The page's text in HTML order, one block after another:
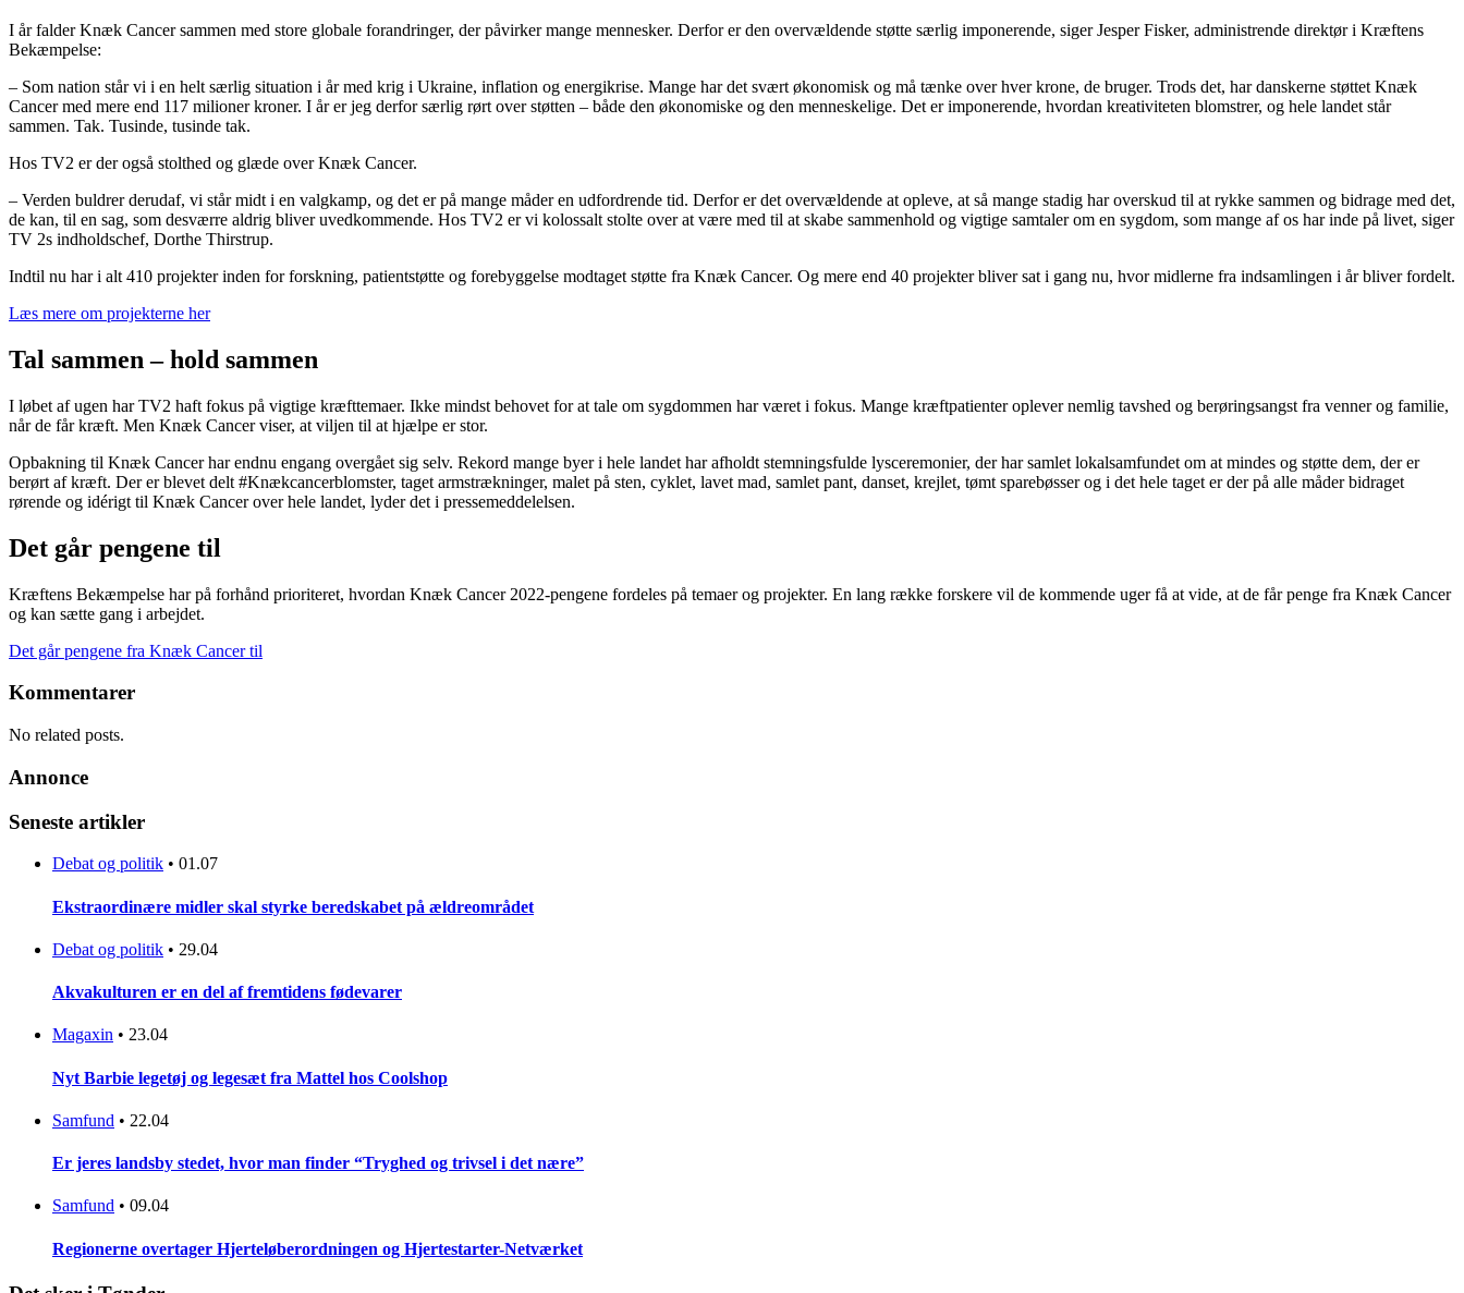
I år falder Knæk Cancer sammen med store globale forandringer, der påvirker mange mennesker. Derfor er den overvældende støtte særlig imponerende, siger Jesper Fisker, administrende direktør i Kræftens
Bekæmpelse:
– Som nation står vi i en helt særlig situation i år med krig i Ukraine, inflation og energikrise. Mange har det svært økonomisk og må tænke over hver krone, de bruger. Trods det, har danskerne støttet Knæk
Cancer med mere end 117 milioner kroner. I år er jeg derfor særlig rørt over støtten – både den økonomiske og den menneskelige. Det er imponerende, hvordan kreativiteten blomstrer, og hele landet står
sammen. Tak. Tusinde, tusinde tak.
Hos TV2 er der også stolthed og glæde over Knæk Cancer.
– Verden buldrer derudaf, vi står midt i en valgkamp, og det er på mange måder en udfordrende tid. Derfor er det overvældende at opleve, at så mange stadig har overskud til at rykke sammen og bidrage med det,
de kan, til en sag, som desværre aldrig bliver uvedkommende. Hos TV2 er vi kolossalt stolte over at være med til at skabe sammenhold og vigtige samtaler om en sygdom, som mange af os har inde på livet, siger
TV 2s indholdschef, Dorthe Thirstrup.
Indtil nu har i alt 410 projekter inden for forskning, patientstøtte og forebyggelse modtaget støtte fra Knæk Cancer. Og mere end 40 projekter bliver sat i gang nu, hvor midlerne fra indsamlingen i år bliver fordelt.
Læs mere om projekterne her
Tal sammen – hold sammen
I løbet af ugen har TV2 haft fokus på vigtige kræfttemaer. Ikke mindst behovet for at tale om sygdommen har været i fokus. Mange kræftpatienter oplever nemlig tavshed og berøringsangst fra venner og familie,
når de får kræft. Men Knæk Cancer viser, at viljen til at hjælpe er stor.
Opbakning til Knæk Cancer har endnu engang overgået sig selv. Rekord mange byer i hele landet har afholdt stemningsfulde lysceremonier, der har samlet lokalsamfundet om at mindes og støtte dem, der er
berørt af kræft. Der er blevet delt #Knækcancerblomster, taget armstrækninger, malet på sten, cyklet, lavet mad, samlet pant, danset, krejlet, tømt sparebøsser og i det hele taget er der på alle måder bidraget
rørende og idérigt til Knæk Cancer over hele landet, lyder det i pressemeddelelsen.
Det går pengene til
Kræftens Bekæmpelse har på forhånd prioriteret, hvordan Knæk Cancer 2022-pengene fordeles på temaer og projekter. En lang række forskere vil de kommende uger få at vide, at de får penge fra Knæk Cancer
og kan sætte gang i arbejdet.
Det går pengene fra Knæk Cancer til
Kommentarer
No related posts.
Annonce
Seneste artikler
Debat og politik • 01.07
Ekstraordinære midler skal styrke beredskabet på ældreområdet
Debat og politik • 29.04
Akvakulturen er en del af fremtidens fødevarer
Magaxin • 23.04
Nyt Barbie legetøj og legesæt fra Mattel hos Coolshop
Samfund • 22.04
Er jeres landsby stedet, hvor man finder “Tryghed og trivsel i det nære”
Samfund • 09.04
Regionerne overtager Hjerteløberordningen og Hjertestarter-Netværket